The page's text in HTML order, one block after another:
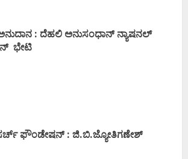
: ದೆಹಲಿ ಅನುಸಂಧಾನ್ ನ್ಯಾಷನಲ್
ಭೇಟಿ
ಫೌಂಡೇಷನ್ : ಜಿ.ಬಿ.ಜ್ಯೋತಿಗಣೇಶ್